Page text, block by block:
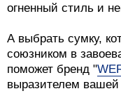
огненный стиль и
А выбрать сумку,
союзником в
поможет бренд "
выразителем вашей